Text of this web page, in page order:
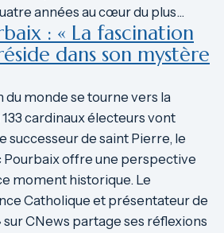
années au cœur du plus…
: « La fascination
dans son mystère
du monde se tourne vers la
cardinaux électeurs vont
successeur de saint Pierre, le
offre une perspective
moment historique. Le
Catholique et présentateur de
sur CNews partage ses réflexions